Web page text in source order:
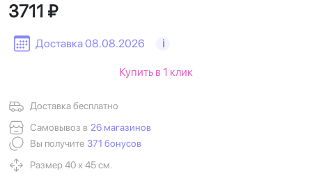
Доставка 08.08.2026 i
3711 ₽
Доставка бесплатно
Самовывоз в 26 магазинов
Вы получите 371 бонусов
Размер 40 х 45 см.
Купить в 1 клик